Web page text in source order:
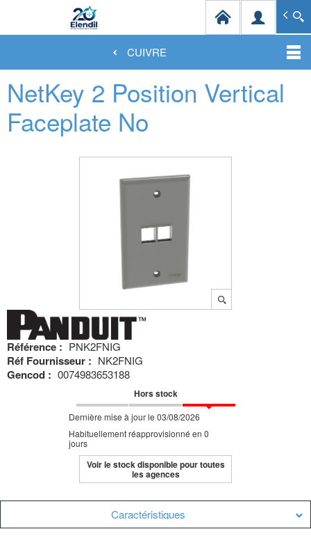
au
contenu
principal
Spécialiste en infrastructures et solutions de
CUIVRE
NetKey 2 Position Vertical
Faceplate No
Référence : PNK2FNIG
Réf Fournisseur : NK2FNIG
Gencod : 0074983653188
Hors stock
Dernière mise à jour le 03/08/2026
Habituellement réapprovisionné en 0
jours
Voir le stock disponible pour toutes
les agences
Caractéristiques